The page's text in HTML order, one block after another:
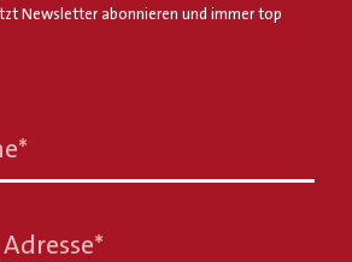
Newsletter abonnieren und immer top
*
*